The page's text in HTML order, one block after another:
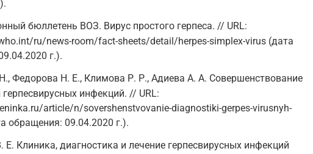
бюллетень ВОЗ. Вирус простого герпеса. // URL:
ru/news-room/fact-sheets/detail/herpes-simplex-virus (дата
г.).
Федорова Н. Е., Климова Р. Р., Адиева А. А. Совершенствование
герпесвирусных инфекций. // URL:
article/n/sovershenstvovanie-diagnostiki-gerpes-virusnyh-
обращения: 09.04.2020 г.).
Е. Клиника, диагностика и лечение герпесвирусных инфекций